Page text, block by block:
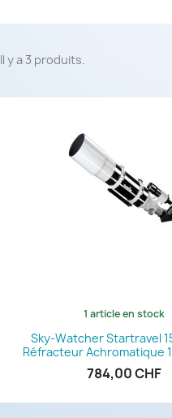
Il y a 3 produits.
Aperçu rapide
1 article en stock
Sky-Watcher Startravel
Réfracteur Achromatique
784,00 CHF